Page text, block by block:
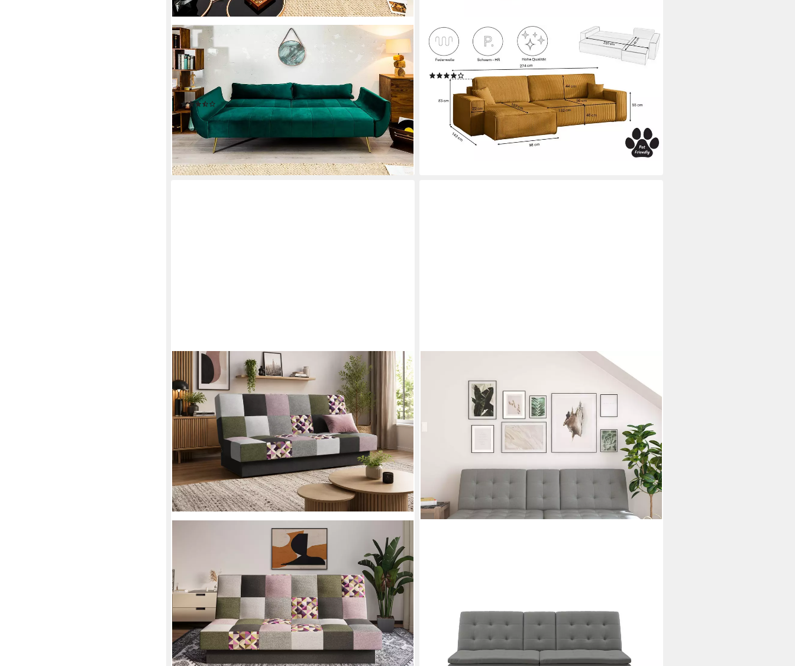
RIESS-AMBIENTE
Schlafsofa DIVANI 220cm smaragdgrün/gold - Samt,
Pappelholz, inkl. Kissen, Retro, Einzelartikel 1 Teile, 3-Sitzer
mit Bettfunktion - ideal für Wohn- und Schlafzimmer oder
Loft
(28)
399,95 € UVP799,00 €
-50%
lieferbar - in 6-7 Werktagen bei dir
KAISER MÖBEL
Ecksofa mit schlaffunktion und bettkasten, BEST XL stoff
Poso, Quelle, Verita, Mit Bettfunktion und Bettzeugfach
(16)
ab 799,00 € UVP999,00 €
-20%
lieferbar in 3 Wochen
+11